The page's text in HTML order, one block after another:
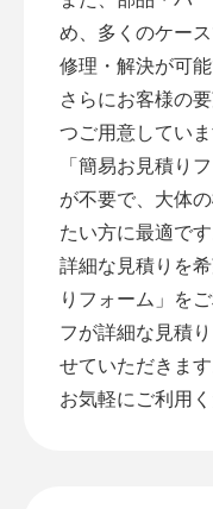
め、多くのケー
修理・解決が可能
さらにお客様の
つご用意していま
「簡易お見積り
が不要で、大体
たい方に最適です
詳細な見積りを
りフォーム 」を
フが詳細な見積
せていただきます
お気軽にご利用く